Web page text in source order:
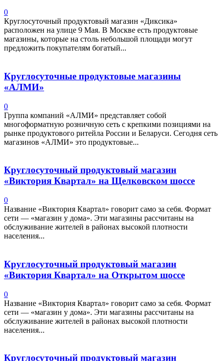
0
Круглосуточный продуктовый магазин «Диксика»
расположен на улице 9 Мая. В Москве есть продуктовые
магазины, которые на столь небольшой площади могут
предложить покупателям богатый...
Круглосуточные продуктовые магазины
«АЛМИ»
0
Группа компаний «АЛМИ» представляет собой
многоформатную розничную сеть с крепкими позициями на
рынке продуктового ритейла России и Беларуси. Сегодня сеть
магазинов «АЛМИ» это продуктовые...
Круглосуточный продуктовый магазин
«Виктория Квартал» на Щелковском шоссе
0
Название «Виктория Квартал» говорит само за себя. Формат
сети — «магазин у дома». Эти магазины рассчитаны на
обслуживание жителей в районах высокой плотности
населения...
Круглосуточный продуктовый магазин
«Виктория Квартал» на Открытом шоссе
0
Название «Виктория Квартал» говорит само за себя. Формат
сети — «магазин у дома». Эти магазины рассчитаны на
обслуживание жителей в районах высокой плотности
населения...
Круглосуточный продуктовый магазин